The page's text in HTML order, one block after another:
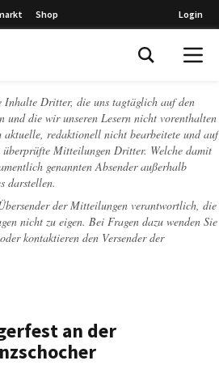
Shop Login
Inhalte Dritter, die uns tagtäglich auf den
und die wir unseren Lesern nicht vorenthalten
redaktionell nicht bearbeitete und auf
Mitteilungen Dritter. Welche damit
genannten Absender außerhalb
darstellen.
der Mitteilungen verantwortlich, die
nicht zu eigen. Bei Fragen dazu wenden Sie
oder kontaktieren den Versender der
an der